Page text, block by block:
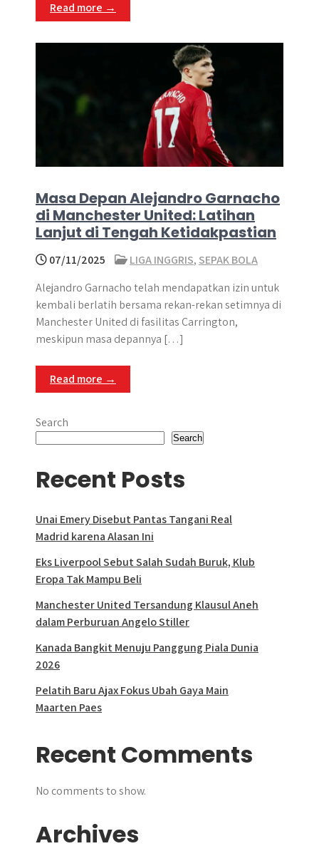
Read more →
Masa Depan Alejandro Garnacho
di Manchester United: Latihan
Lanjut di Tengah Ketidakpastian
07/11/2025 LIGA INGGRIS, SEPAK BOLA
Alejandro Garnacho telah mendapatkan izin untuk
kembali berlatih bersama rekan-rekan setimnya di
Manchester United di fasilitas Carrington,
meskipun masa depannya […]
Read more →
Search
Search
Recent Posts
Unai Emery Disebut Pantas Tangani Real
Madrid karena Alasan Ini
Eks Liverpool Sebut Salah Sudah Buruk, Klub
Eropa Tak Mampu Beli
Manchester United Tersandung Klausul Aneh
dalam Perburuan Angelo Stiller
Kanada Bangkit Menuju Panggung Piala Dunia
2026
Pelatih Baru Ajax Fokus Ubah Gaya Main
Maarten Paes
Recent Comments
No comments to show.
Archives